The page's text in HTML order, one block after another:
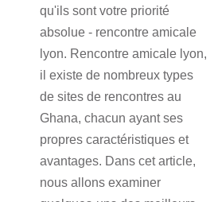
qu'ils sont votre priorité
absolue - rencontre amicale
lyon. Rencontre amicale lyon,
il existe de nombreux types
de sites de rencontres au
Ghana, chacun ayant ses
propres caractéristiques et
avantages. Dans cet article,
nous allons examiner